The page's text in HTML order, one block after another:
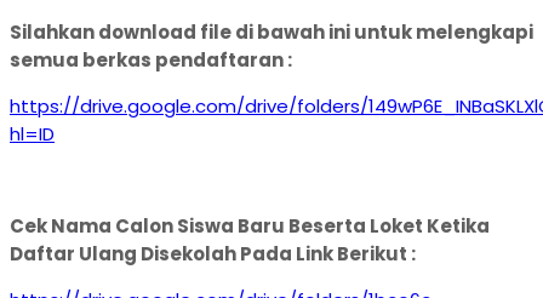
Silahkan download file di bawah ini untuk melengkapi
semua berkas pendaftaran :
https://drive.google.com/drive/folders/
hl=ID
Cek Nama Calon Siswa Baru Beserta Loket Ketika
Daftar Ulang Disekolah Pada Link Berikut :